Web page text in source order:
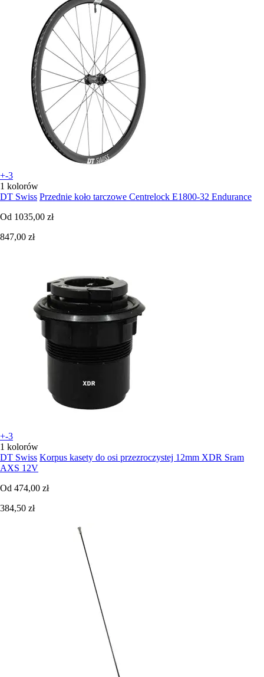
+-3
1 kolorów
DT Swiss Przednie koło tarczowe Centrelock E1800-32 Endurance
Od 1035,00 zł
847,00 zł
+-3
1 kolorów
DT Swiss Korpus kasety do osi przezroczystej 12mm XDR Sram
AXS 12V
Od 474,00 zł
384,50 zł